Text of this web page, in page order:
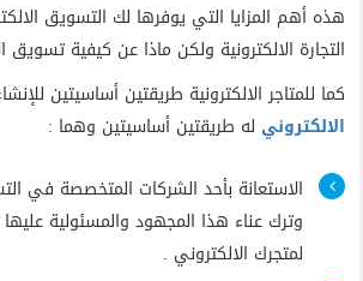
هذه أهم المزايا التي يوفرها لك التسويق
التجارة الالكترونية ولكن ماذا عن كيفية تسويق
كما للمتاجر الالكترونية طريقتين أساسيتين
الالكتروني له طريقتين أساسيتين وهما :
الاستعانة بأحد الشركات المتخصصة في
وترك عناء هذا المجهود والمسئولية
لمتجرك الالكتروني .